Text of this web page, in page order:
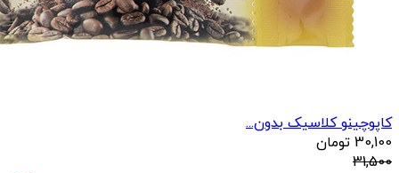
کاپوچینو کلاسیک بدون...
30,100 تومان
31,500